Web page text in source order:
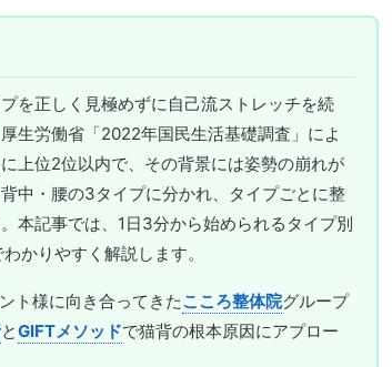
を正しく見極めずに自己流ストレッチを続
生労働省「2022年国民生活基礎調査」によ
上位2位以内で、その背景には姿勢の崩れが
中・腰の3タイプに分かれ、タイプごとに整
本記事では、1日3分から始められるタイプ別
かりやすく解説します。
ト様に向き合ってきたこころ整体院グループ
とGIFTメソッドで猫背の根本原因にアプロー